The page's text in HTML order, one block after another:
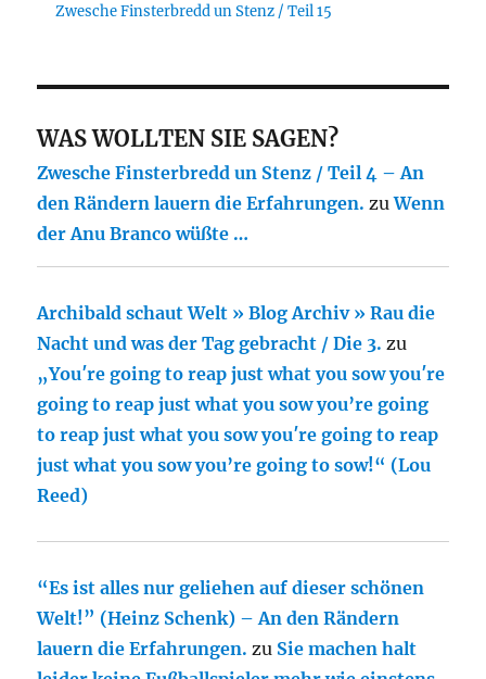
Zwesche Finsterbredd un Stenz / Teil 15
WAS WOLLTEN SIE SAGEN?
Zwesche Finsterbredd un Stenz / Teil 4 – An
den Rändern lauern die Erfahrungen. zuWenn
der Anu Branco wüßte …
Archibald schaut Welt » Blog Archiv » Rau die
Nacht und was der Tag gebracht / Die 3. zu
„You′re going to reap just what you sow you′re
going to reap just what you sow you’re going
to reap just what you sow you′re going to reap
just what you sow you’re going to sow!“ (Lou
Reed)
“Es ist alles nur geliehen auf dieser schönen
Welt!” (Heinz Schenk) – An den Rändern
lauern die Erfahrungen. zu Sie machen halt